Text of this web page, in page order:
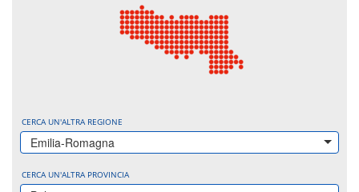
CERCA UN'ALTRA REGIONE
Emilia-Romagna
CERCA UN'ALTRA PROVINCIA